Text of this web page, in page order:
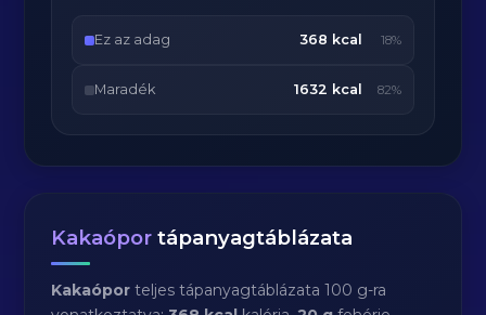
Ez az adag 368 kcal 18%
Maradék 1632 kcal 82%
Kakaópor tápanyagtáblázata
Kakaópor teljes tápanyagtáblázata 100 g-ra